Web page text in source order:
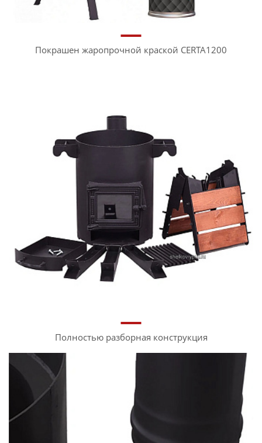
Покрашен жаропрочной краской CERTA1200
Полностью разборная конструкция